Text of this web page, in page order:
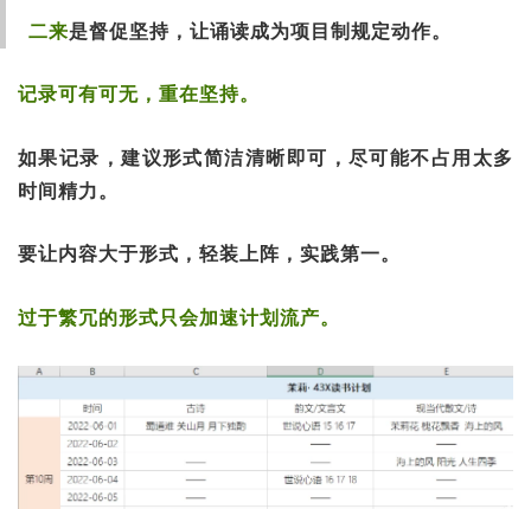
二来是督促坚持，让诵读成为项目制规定动作。
记录可有可无，重在坚持。
如果记录，建议形式简洁清晰即可，尽可能不占用太多
时间精力。
要让内容大于形式，轻装上阵，实践第一。
过于繁冗的形式只会加速计划流产。